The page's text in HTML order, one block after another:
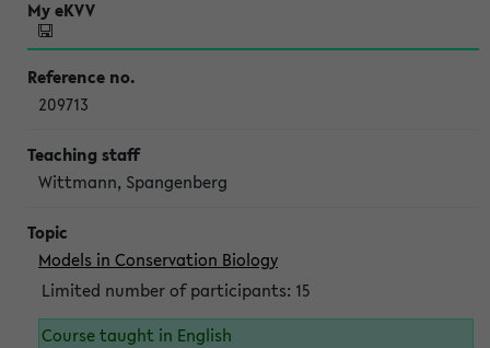
209713
Wittmann, Spangenberg
Models in Conservation Biology
Limited number of participants: 15
Course taught in English